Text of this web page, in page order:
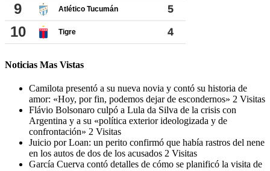
Noticias Mas Vistas
Camilota presentó a su nueva novia y contó su historia de
amor: «Hoy, por fin, podemos dejar de escondernos» 2 Visitas
Flávio Bolsonaro culpó a Lula da Silva de la crisis con
Argentina y a su «política exterior ideologizada y de
confrontación» 2 Visitas
Juicio por Loan: un perito confirmó que había rastros del nene
en los autos de dos de los acusados 2 Visitas
García Cuerva contó detalles de cómo se planificó la visita de